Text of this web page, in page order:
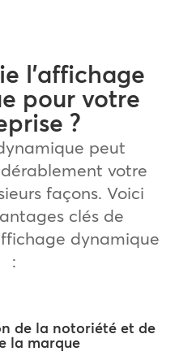
l’affichage
pour votre
?
peut
votre
façons. Voici
clés de
dynamique
:
de la notoriété et de
la marque